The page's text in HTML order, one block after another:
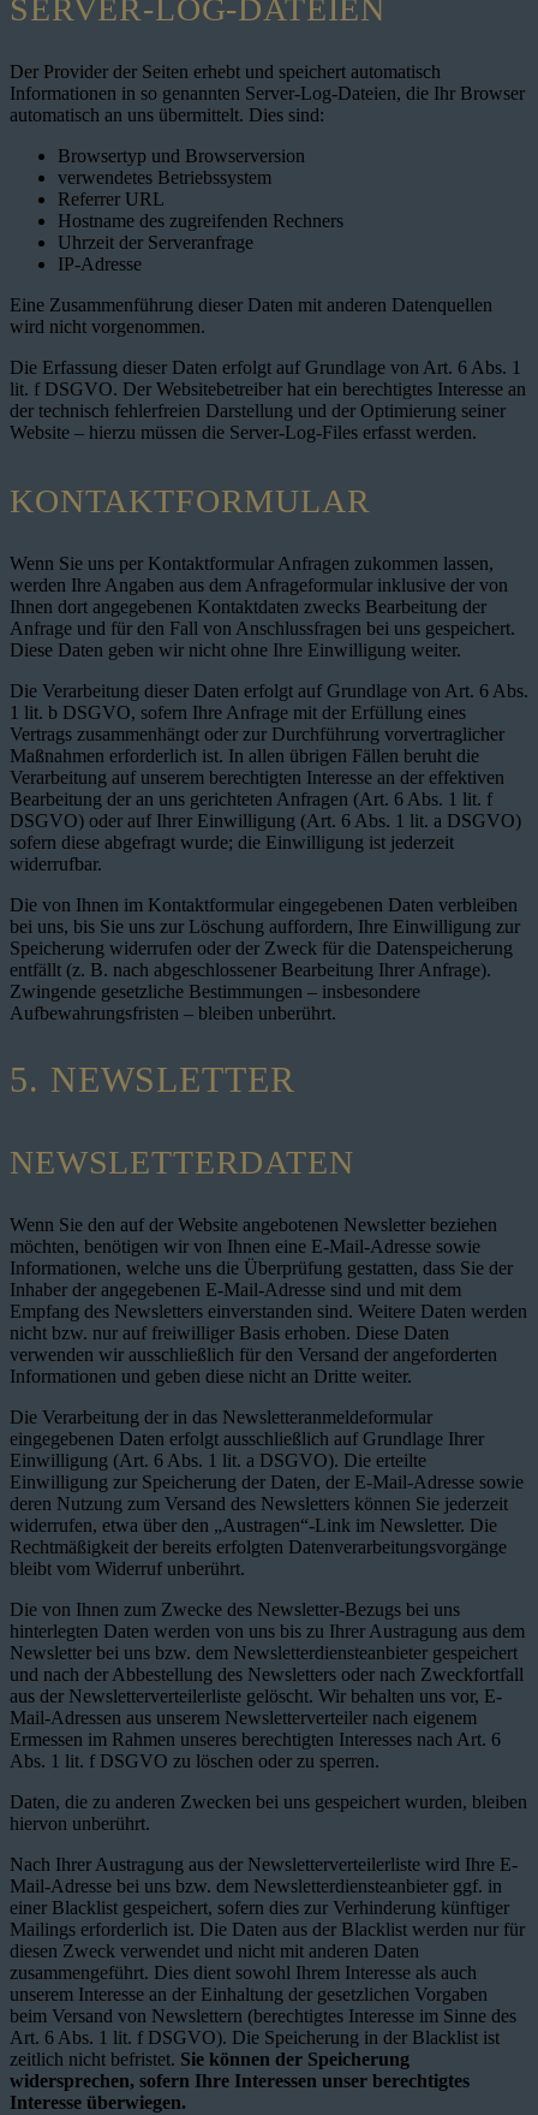
SERVER-LOG-DATEIEN
Der Provider der Seiten erhebt und speichert automatisch
Informationen in so genannten Server-Log-Dateien, die Ihr Browser
automatisch an uns übermittelt. Dies sind:
Browsertyp und Browserversion
verwendetes Betriebssystem
Referrer URL
Hostname des zugreifenden Rechners
Uhrzeit der Serveranfrage
IP-Adresse
Eine Zusammenführung dieser Daten mit anderen Datenquellen
wird nicht vorgenommen.
Die Erfassung dieser Daten erfolgt auf Grundlage von Art. 6 Abs. 1
lit. f DSGVO. Der Websitebetreiber hat ein berechtigtes Interesse an
der technisch fehlerfreien Darstellung und der Optimierung seiner
Website – hierzu müssen die Server-Log-Files erfasst werden.
KONTAKTFORMULAR
Wenn Sie uns per Kontaktformular Anfragen zukommen lassen,
werden Ihre Angaben aus dem Anfrageformular inklusive der von
Ihnen dort angegebenen Kontaktdaten zwecks Bearbeitung der
Anfrage und für den Fall von Anschlussfragen bei uns gespeichert.
Diese Daten geben wir nicht ohne Ihre Einwilligung weiter.
Die Verarbeitung dieser Daten erfolgt auf Grundlage von Art. 6 Abs.
1 lit. b DSGVO, sofern Ihre Anfrage mit der Erfüllung eines
Vertrags zusammenhängt oder zur Durchführung vorvertraglicher
Maßnahmen erforderlich ist. In allen übrigen Fällen beruht die
Verarbeitung auf unserem berechtigten Interesse an der effektiven
Bearbeitung der an uns gerichteten Anfragen (Art. 6 Abs. 1 lit. f
DSGVO) oder auf Ihrer Einwilligung (Art. 6 Abs. 1 lit. a DSGVO)
sofern diese abgefragt wurde; die Einwilligung ist jederzeit
widerrufbar.
Die von Ihnen im Kontaktformular eingegebenen Daten verbleiben
bei uns, bis Sie uns zur Löschung auffordern, Ihre Einwilligung zur
Speicherung widerrufen oder der Zweck für die Datenspeicherung
entfällt (z. B. nach abgeschlossener Bearbeitung Ihrer Anfrage).
Zwingende gesetzliche Bestimmungen – insbesondere
Aufbewahrungsfristen – bleiben unberührt.
5. NEWSLETTER
NEWSLETTER­DATEN
Wenn Sie den auf der Website angebotenen Newsletter beziehen
möchten, benötigen wir von Ihnen eine E-Mail-Adresse sowie
Informationen, welche uns die Überprüfung gestatten, dass Sie der
Inhaber der angegebenen E-Mail-Adresse sind und mit dem
Empfang des Newsletters einverstanden sind. Weitere Daten werden
nicht bzw. nur auf freiwilliger Basis erhoben. Diese Daten
verwenden wir ausschließlich für den Versand der angeforderten
Informationen und geben diese nicht an Dritte weiter.
Die Verarbeitung der in das Newsletteranmeldeformular
eingegebenen Daten erfolgt ausschließlich auf Grundlage Ihrer
Einwilligung (Art. 6 Abs. 1 lit. a DSGVO). Die erteilte
Einwilligung zur Speicherung der Daten, der E-Mail-Adresse sowie
deren Nutzung zum Versand des Newsletters können Sie jederzeit
widerrufen, etwa über den „Austragen“-Link im Newsletter. Die
Rechtmäßigkeit der bereits erfolgten Datenverarbeitungsvorgänge
bleibt vom Widerruf unberührt.
Die von Ihnen zum Zwecke des Newsletter-Bezugs bei uns
hinterlegten Daten werden von uns bis zu Ihrer Austragung aus dem
Newsletter bei uns bzw. dem Newsletterdiensteanbieter gespeichert
und nach der Abbestellung des Newsletters oder nach Zweckfortfall
aus der Newsletterverteilerliste gelöscht. Wir behalten uns vor, E-
Mail-Adressen aus unserem Newsletterverteiler nach eigenem
Ermessen im Rahmen unseres berechtigten Interesses nach Art. 6
Abs. 1 lit. f DSGVO zu löschen oder zu sperren.
Daten, die zu anderen Zwecken bei uns gespeichert wurden, bleiben
hiervon unberührt.
Nach Ihrer Austragung aus der Newsletterverteilerliste wird Ihre E-
Mail-Adresse bei uns bzw. dem Newsletterdiensteanbieter ggf. in
einer Blacklist gespeichert, sofern dies zur Verhinderung künftiger
Mailings erforderlich ist. Die Daten aus der Blacklist werden nur für
diesen Zweck verwendet und nicht mit anderen Daten
zusammengeführt. Dies dient sowohl Ihrem Interesse als auch
unserem Interesse an der Einhaltung der gesetzlichen Vorgaben
beim Versand von Newslettern (berechtigtes Interesse im Sinne des
Art. 6 Abs. 1 lit. f DSGVO). Die Speicherung in der Blacklist ist
zeitlich nicht befristet. Sie können der Speicherung
widersprechen, sofern Ihre Interessen unser berechtigtes
Interesse überwiegen.